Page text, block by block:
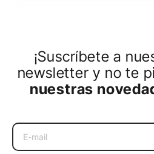
¡Suscríbete a
newsletter y no te
nuestras
Email